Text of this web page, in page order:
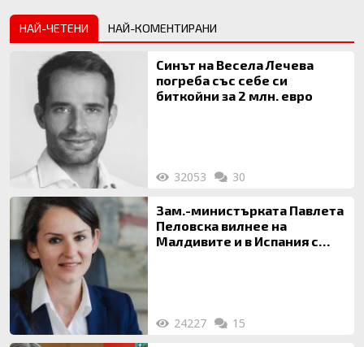
НАЙ-ЧЕТЕНИ НАЙ-КОМЕНТИРАНИ
Синът на Весела Лечева
погреба със себе си
биткойни за 2 млн. евро
32053 30
Зам.-министърката Павлета
Пеловска вилнее на
Малдивите и в Испания с
24227 15